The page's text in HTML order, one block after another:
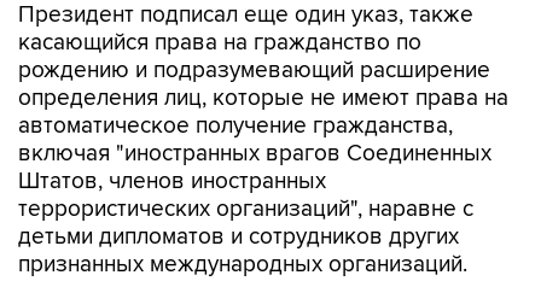
Президент подписал еще один указ, также
касающийся права на гражданство по
рождению и подразумевающий расширение
определения лиц, которые не имеют права на
автоматическое получение гражданства,
включая "иностранных врагов Соединенных
Штатов, членов иностранных
террористических организаций", наравне с
детьми дипломатов и сотрудников других
признанных международных организаций.